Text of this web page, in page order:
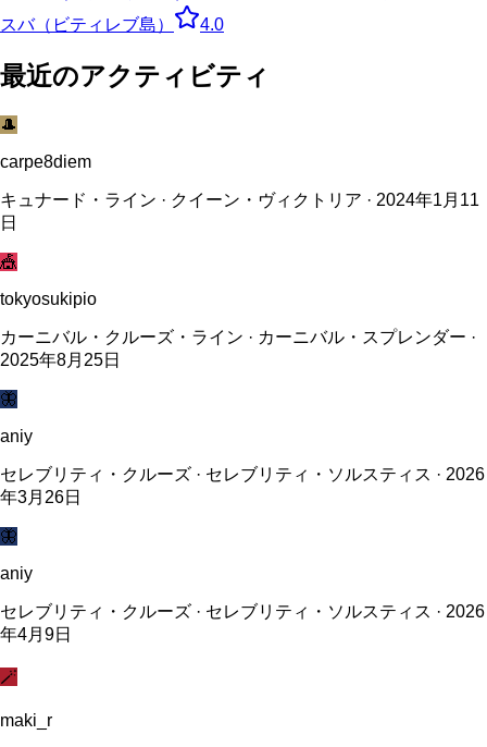
スバ（ビティレブ島）
4.0
最近のアクティビティ
🎩
carpe8diem
キュナード・ライン · クイーン・ヴィクトリア · 2024年1月11
日
🎪
tokyosukipio
カーニバル・クルーズ・ライン · カーニバル・スプレンダー ·
2025年8月25日
🦋
aniy
セレブリティ・クルーズ · セレブリティ・ソルスティス · 2026
年3月26日
🦋
aniy
セレブリティ・クルーズ · セレブリティ・ソルスティス · 2026
年4月9日
🪄
maki_r